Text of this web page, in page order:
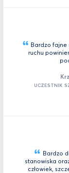
Bardzo fajne
ruchu
UCZESTNIK
Bardzo
stanowiska
człowiek,